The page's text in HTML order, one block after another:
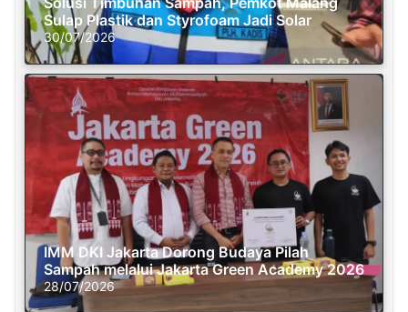
Sulap Plastik dan Styrofoam Jadi Solar
30/07/2026
IMM DKI Jakarta Dorong Budaya Pilah
Sampah melalui Jakarta Green Academy 2026
28/07/2026